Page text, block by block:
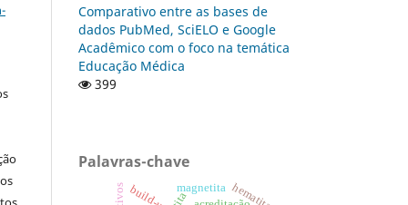
Comparativo entre as bases de
dados PubMed, SciELO e Google
Acadêmico com o foco na temática
Educação Médica
399
Palavras-chave
hematita
magnetita